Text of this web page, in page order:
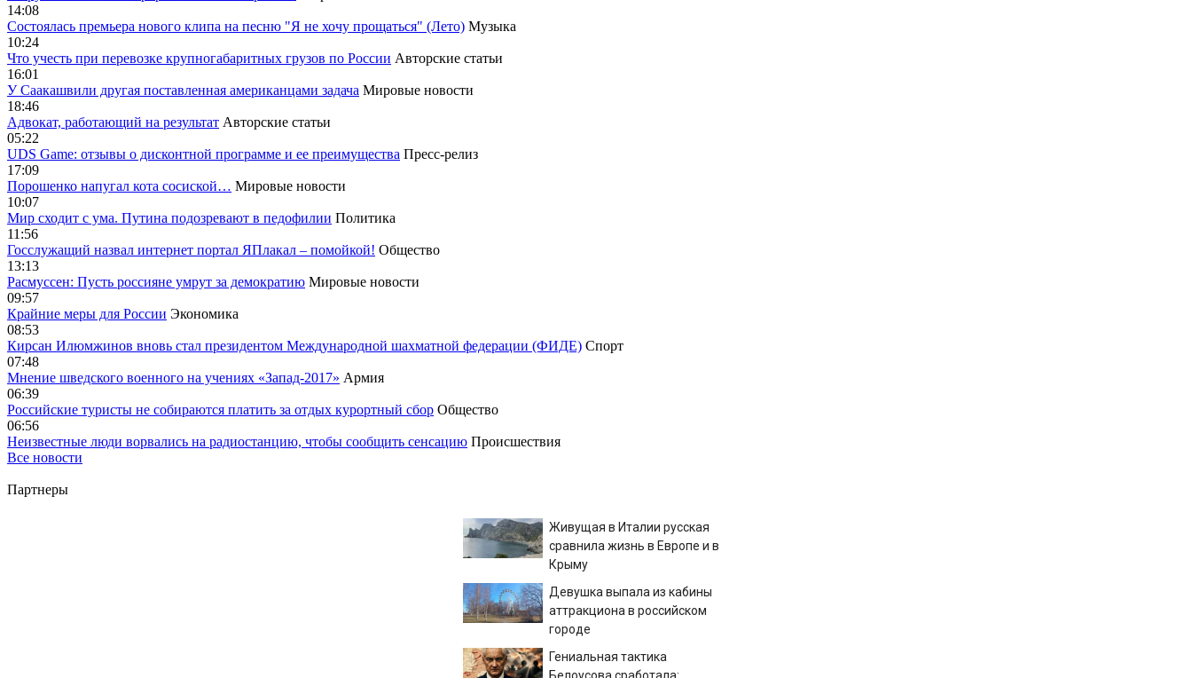
14:08
Cостоялась премьера нового клипа на песню "Я не хочу прощаться" (Лето) Музыка
10:24
Что учесть при перевозке крупногабаритных грузов по России Авторские статьи
16:01
У Саакашвили другая поставленная американцами задача Мировые новости
18:46
Адвокат, работающий на результат Авторские статьи
05:22
UDS Game: отзывы о дисконтной программе и ее преимущества Пресс-релиз
17:09
Порошенко напугал кота сосиской… Мировые новости
10:07
Мир сходит с ума. Путина подозревают в педофилии Политика
11:56
Госслужащий назвал интернет портал ЯПлакал – помойкой! Общество
13:13
Расмуссен: Пусть россияне умрут за демократию Мировые новости
09:57
Крайние меры для России Экономика
08:53
Кирсан Илюмжинов вновь стал президентом Международной шахматной федерации (ФИДЕ) Спорт
07:48
Мнение шведского военного на учениях «Запад-2017» Армия
06:39
Российские туристы не собираются платить за отдых курортный сбор Общество
06:56
Неизвестные люди ворвались на радиостанцию, чтобы сообщить сенсацию Происшествия
Все новости
Партнеры
Живущая в Италии русская
сравнила жизнь в Европе и в
Крыму
Девушка выпала из кабины
аттракциона в российском
городе
Гениальная тактика